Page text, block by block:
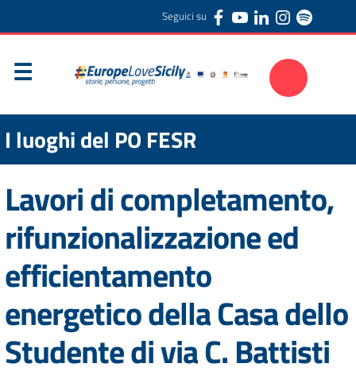
Seguici su
I luoghi del PO FESR
Lavori di completamento,
rifunzionalizzazione ed
efficientamento
energetico della Casa dello
Studente di via C. Battisti